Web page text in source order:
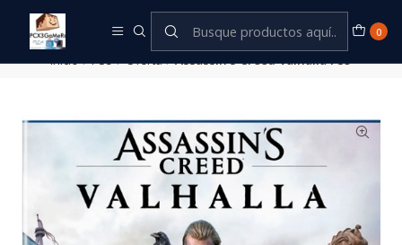
0
Inicio PS5 Oferta Assassin's Creed Valhalla PS5